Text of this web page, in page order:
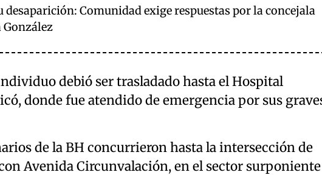
desaparición: Comunidad exige respuestas por la concejala
debió ser trasladado hasta el Hospital
donde fue atendido de emergencia por sus
de la BH concurrieron hasta la intersección de
Avenida Circunvalación, en el sector surponiente